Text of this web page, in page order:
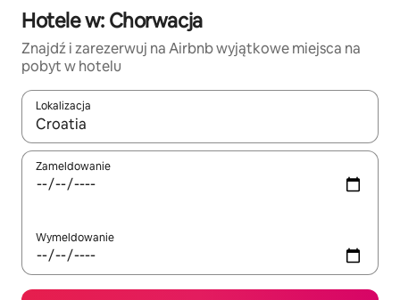
Hotele w: Chorwacja
Znajdź i zarezerwuj na Airbnb wyjątkowe miejsca na
pobyt w hotelu
Lokalizacja
Gdy wyniki będą dostępne, możesz poruszać się po nich za
Zameldowanie
Wymeldowanie